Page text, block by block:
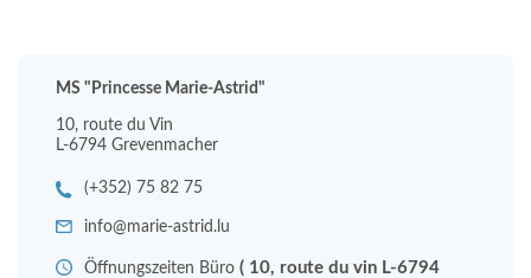
MS "Princesse Marie-Astrid"
10, route du Vin
L-6794 Grevenmacher
(+352) 75 82 75
info@marie-astrid.lu
Öffnungszeiten Büro ( 10, route du vin L-6794